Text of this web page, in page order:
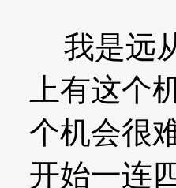
我是远
上有这个
个机会很
开始一连